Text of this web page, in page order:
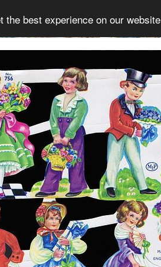
best experience on our website